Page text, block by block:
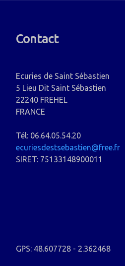
Contact
Ecuries de Saint Sébastien
5 Lieu Dit Saint Sébastien
22240 FREHEL
FRANCE
Tél: 06.64.05.54.20
ecuriesdestsebastien@free.fr
SIRET: 75133148900011
GPS: 48.607728 - 2.362468